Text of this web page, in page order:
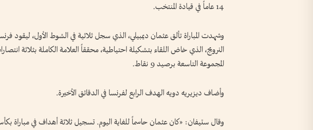
14 عاماً في قيادة المنتخب.
وشهدت المباراة تألق عثمان ديمبيلي، الذي سجل ثلاثية في الشوط الأول، ليقود
النرويج، الذي خاض اللقاء بتشكيلة احتياطية، محققاً العلامة الكاملة بثلاثة
المجموعة التاسعة برصيد 9 نقاط.
وأضاف ديزيريه دويه الهدف الرابع لفرنسا في الدقائق الأخيرة.
وقال ستيفان: «كان عثمان حاسماً للغاية اليوم. تسجيل ثلاثة أهداف في مباراة بكأس